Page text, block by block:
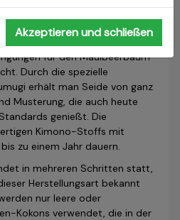
Iberaki kennt eine
Seidenproduktion in
In der Umgebung der Stadt
für den Maulbeerbaum
Durch die spezielle
erhält man Seide von ganz
Musterung, die auch heute
genießt. Die
Kimono-Stoffs mit
zu einem Jahr dauern.
in mehreren Schritten statt,
Herstellungsart bekannt
nur leere oder
Kokons verwendet, die in der
Akzeptieren und schließen